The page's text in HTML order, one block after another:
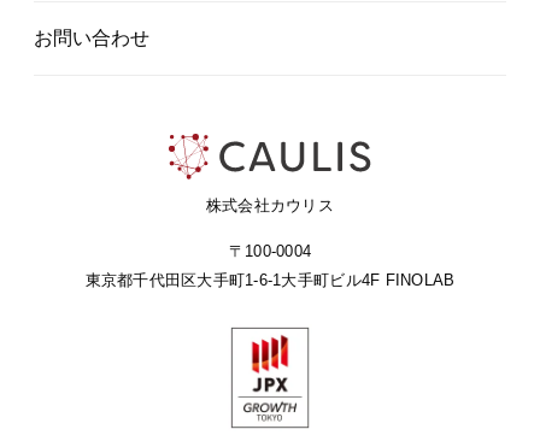
株式会社カウリス
〒100-0004
東京都千代田区大手町1-6-1大手町ビル4F FINOLAB
お問い合わせ